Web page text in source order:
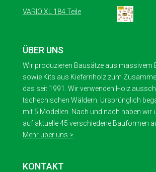
VARIO XL 184 Teile
ÜBER UNS
Wir produzieren Bausätze aus massivem
sowie Kits aus Kiefernholz zum
das seit 1991. Wir verwenden Holz
tschechischen Wäldern. Ursprünglich
mit 5 Modellen. Nach und nach haben wir
auf aktuelle 45 verschiedene Bauformen
Mehr über uns >
KONTAKT